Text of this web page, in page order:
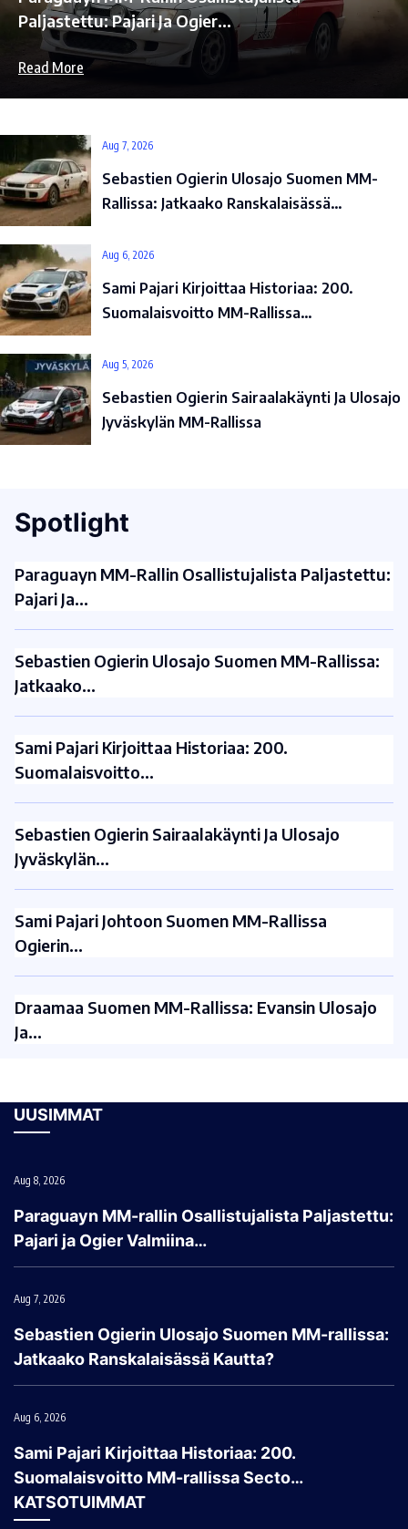
Paljastettu: Pajari Ja Ogier…
Read More
Aug 7, 2026
Sebastien Ogierin Ulosajo Suomen MM-
Rallissa: Jatkaako Ranskalaisässä…
Aug 6, 2026
Sami Pajari Kirjoittaa Historiaa: 200.
Suomalaisvoitto MM-Rallissa…
Aug 5, 2026
Sebastien Ogierin Sairaalakäynti Ja Ulosajo
Jyväskylän MM-Rallissa
Spotlight
Paraguayn MM-Rallin Osallistujalista Paljastettu:
Pajari Ja…
Sebastien Ogierin Ulosajo Suomen MM-Rallissa:
Jatkaako…
Sami Pajari Kirjoittaa Historiaa: 200.
Suomalaisvoitto…
Sebastien Ogierin Sairaalakäynti Ja Ulosajo
Jyväskylän…
Sami Pajari Johtoon Suomen MM-Rallissa
Ogierin…
Draamaa Suomen MM-Rallissa: Evansin Ulosajo
Ja…
UUSIMMAT
Aug 8, 2026
Paraguayn MM-rallin Osallistujalista Paljastettu:
Pajari ja Ogier Valmiina…
Aug 7, 2026
Sebastien Ogierin Ulosajo Suomen MM-rallissa:
Jatkaako Ranskalaisässä Kautta?
Aug 6, 2026
Sami Pajari Kirjoittaa Historiaa: 200.
Suomalaisvoitto MM-rallissa Secto…
KATSOTUIMMAT